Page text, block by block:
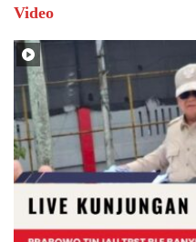
Video